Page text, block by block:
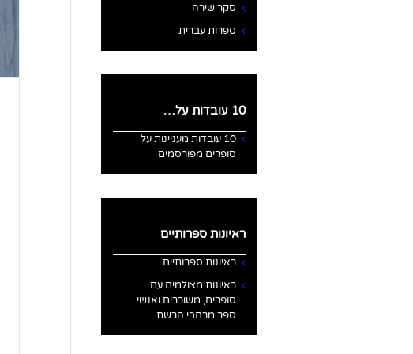
סקר שירה
ספרות עברית
10 עובדות על…
10 עובדות מעניינות על
סופרים מפורסמים
ראיונות ספרותיים
ראיונות ספרותיים
ראיונות מצולמים עם
סופרים, משוררים ואנשי
ספר מרחבי הרשת